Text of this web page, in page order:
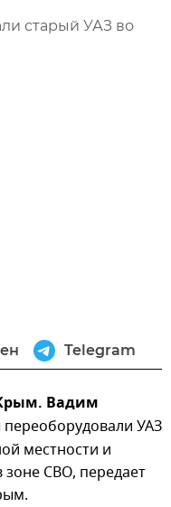
старый УАЗ во
Telegram
Вадим
УАЗ
местности и
зоне СВО, передает